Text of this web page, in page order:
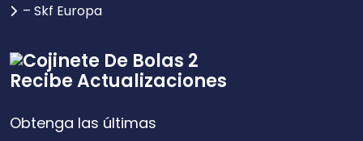
– Skf Europa
Recibe Actualizaciones
Obtenga las últimas